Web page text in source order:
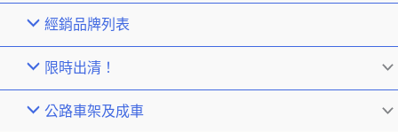
經銷品牌列表
限時出清！
公路車架及成車